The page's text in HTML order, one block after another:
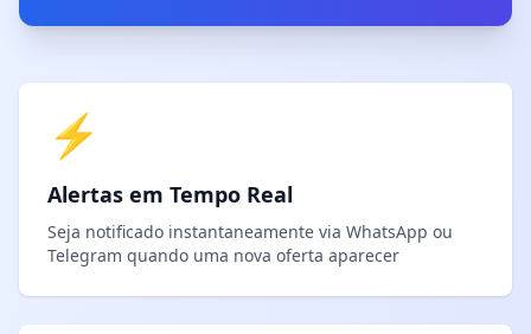
⚡
Alertas em Tempo Real
Seja notificado instantaneamente via WhatsApp ou
Telegram quando uma nova oferta aparecer